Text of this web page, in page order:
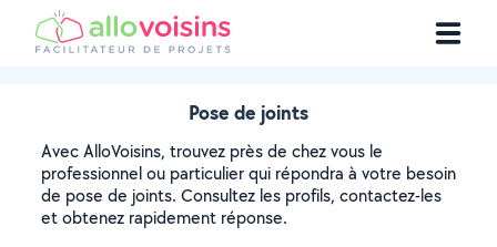
Pose de joints
Avec AlloVoisins, trouvez près de chez vous le
professionnel ou particulier qui répondra à votre besoin
de pose de joints. Consultez les profils, contactez-les
et obtenez rapidement réponse.